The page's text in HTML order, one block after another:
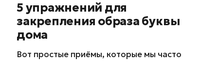
5 упражнений для
закрепления образа буквы
дома
Вот простые приёмы, которые мы часто